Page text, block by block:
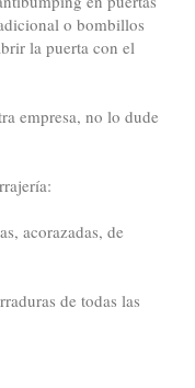
o bombillos
la puerta con el
empresa, no lo dude
acorazadas, de
de todas las